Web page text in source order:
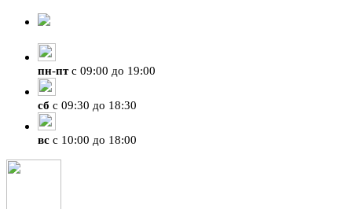
пн-птс 09:00 до 19:00
сб с 09:30 до 18:30
вс с 10:00 до 18:00